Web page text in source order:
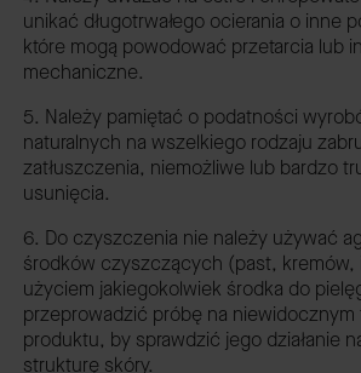
unikać długotrwałego ocierania o inne
które mogą powodować przetarcia lub
mechaniczne.
5. Należy pamiętać o podatności
naturalnych na wszelkiego rodzaju
zatłuszczenia, niemożliwe lub bardzo
usunięcia.
6. Do czyszczenia nie należy używać
środków czyszczących (past, kremów,
użyciem jakiegokolwiek środka do
przeprowadzić próbę na niewidocznym
produktu, by sprawdzić jego działanie
strukturę skóry.